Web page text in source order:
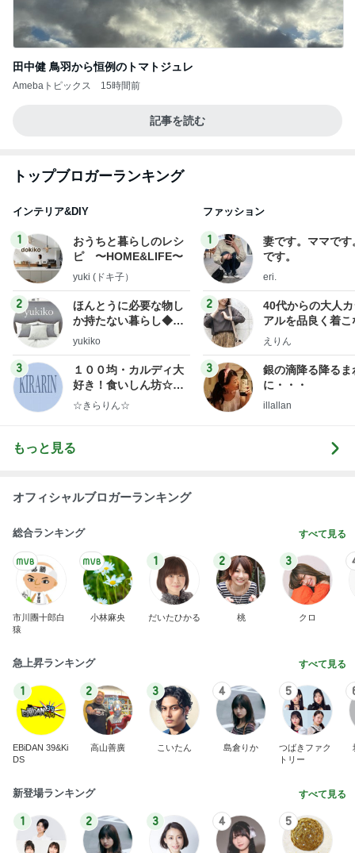
田中健 鳥羽から恒例のトマトジュレ
Amebaトピックス 15時間前
記事を読む
トップブロガーランキング
インテリア&DIY
1
おうちと暮らしのレシ
ピ 〜HOME&LIFE〜
yuki (ドキ子）
2
ほんとうに必要な物し
か持たない暮らし◆Ke
ep Life Simple◆〜イ
yukiko
3
１００均・カルディ大
好き！食いしん坊☆き
らりん☆のブログ
☆きらりん☆
ファッション
1
妻です。ママです
です。
eri.
2
40代からの大人
アルを品良く着こ
ファッションブロ
えりん
3
銀の滴降る降るま
に・・・
illallan
もっと見る
オフィシャルブロガーランキング
総合ランキング すべて見る
市川團十郎白
猿
小林麻央
1
だいたひかる
2
桃
3
クロ
急上昇ランキング すべて見る
1
EBiDAN 39&Ki
DS
2
高山善廣
3
こいたん
4
島倉りか
5
つばきファク
トリー
新登場ランキング すべて見る
1 2 3 4 5